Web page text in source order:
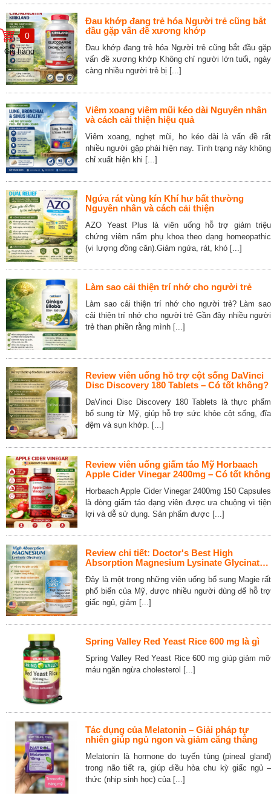
0
Giỏ hàng
Đau khớp đang trẻ hóa Người trẻ cũng bắt
đầu gặp vấn đề xương khớp
Đau khớp đang trẻ hóa Người trẻ cũng bắt đầu gặp
vấn đề xương khớp Không chỉ người lớn tuổi, ngày
càng nhiều người trẻ bị [...]
Viêm xoang viêm mũi kéo dài Nguyên nhân
và cách cải thiện hiệu quả
Viêm xoang, nghẹt mũi, ho kéo dài là vấn đề rất
nhiều người gặp phải hiện nay. Tình trạng này không
chỉ xuất hiện khi [...]
Ngứa rát vùng kín Khí hư bất thường
Nguyên nhân và cách cải thiện
AZO Yeast Plus là viên uống hỗ trợ giảm triệu
chứng viêm nấm phụ khoa theo dạng homeopathic
(vi lượng đồng căn).Giảm ngứa, rát, khó [...]
Làm sao cải thiện trí nhớ cho người trẻ
Làm sao cải thiện trí nhớ cho người trẻ? Làm sao
cải thiện trí nhớ cho người trẻ Gần đây nhiều người
trẻ than phiền rằng mình [...]
Review viên uống hỗ trợ cột sống DaVinci
Disc Discovery 180 Tablets – Có tốt không?
DaVinci Disc Discovery 180 Tablets là thực phẩm
bổ sung từ Mỹ, giúp hỗ trợ sức khỏe cột sống, đĩa
đệm và sụn khớp. [...]
Review viên uống giấm táo Mỹ Horbaach
Apple Cider Vinegar 2400mg – Có tốt không
Horbaach Apple Cider Vinegar 2400mg 150 Capsules
là dòng giấm táo dạng viên được ưa chuộng vì tiện
lợi và dễ sử dụng. Sản phẩm được [...]
Review chi tiết: Doctor's Best High
Absorption Magnesium Lysinate Glycinate
Đây là một trong những viên uống bổ sung Magie rất
phổ biến của Mỹ, được nhiều người dùng để hỗ trợ
giấc ngủ, giảm [...]
Spring Valley Red Yeast Rice 600 mg là gì
Spring Valley Red Yeast Rice 600 mg giúp giảm mỡ
máu ngăn ngừa cholesterol [...]
Tác dụng của Melatonin – Giải pháp tự
nhiên giúp ngủ ngon và giảm căng thẳng
Melatonin là hormone do tuyến tùng (pineal gland)
trong não tiết ra, giúp điều hòa chu kỳ giấc ngủ –
thức (nhịp sinh học) của [...]